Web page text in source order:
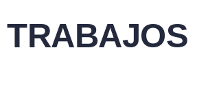
TRABAJOS